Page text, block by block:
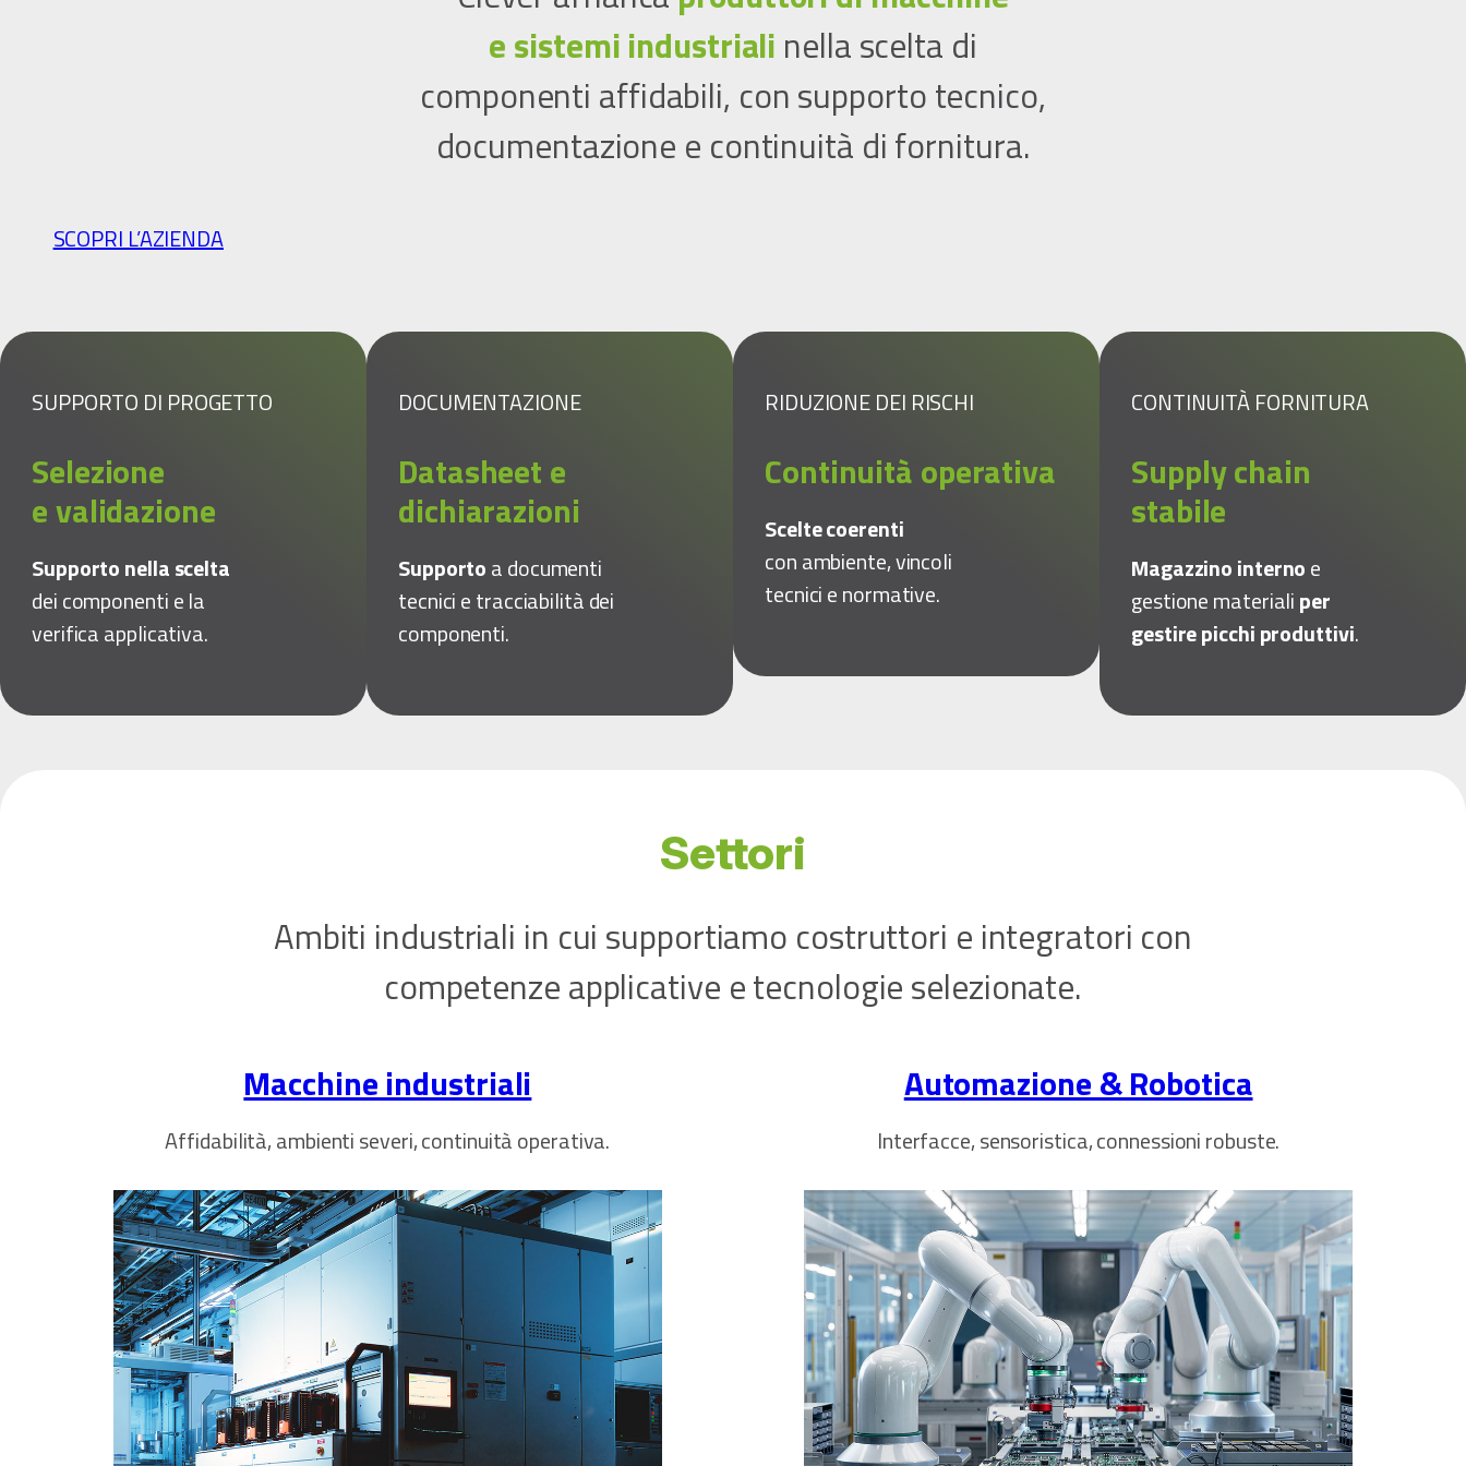
e sistemi industriali nella scelta di
componenti affidabili, con supporto tecnico,
documentazione e continuità di fornitura.
SCOPRI L’AZIENDA
SUPPORTO DI PROGETTO
Selezione
e validazione
Supporto nella scelta
dei componenti e la
verifica applicativa.
DOCUMENTAZIONE
Datasheet e
dichiarazioni
Supportoa documenti
tecnici e tracciabilità dei
componenti.
RIDUZIONE DEI RISCHI
Continuità operativa
Scelte coerenti
con ambiente, vincoli
tecnici e normative.
CONTINUITÀ FORNITURA
Supply chain
stabile
Magazzino internoe
gestione materialiper
gestire picchi produttivi.
Settori
Ambiti industriali in cui supportiamo costruttori e integratori con
competenze applicative e tecnologie selezionate.
Macchine industriali
Affidabilità, ambienti severi, continuità operativa.
Automazione & Robotica
Interfacce, sensoristica, connessioni robuste.